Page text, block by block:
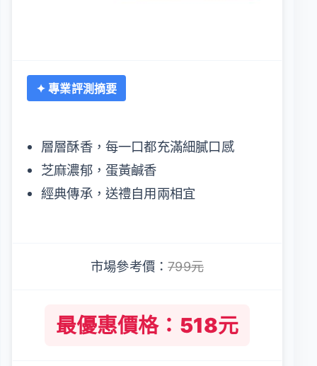
✦ 專業評測摘要
層層酥香，每一口都充滿細膩口感
芝麻濃郁，蛋黃鹹香
經典傳承，送禮自用兩相宜
市場參考價：799元
最優惠價格：518元